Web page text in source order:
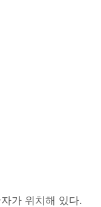
가 위치해 있다.